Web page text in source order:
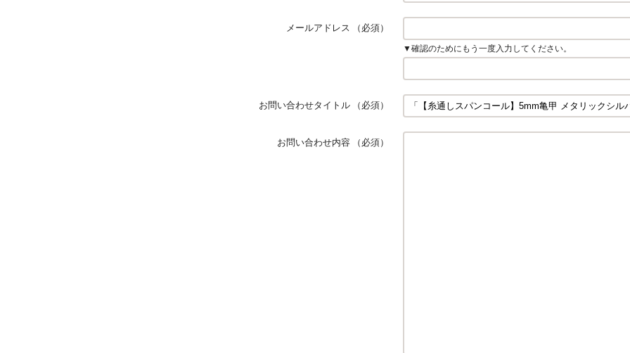
メールアドレス （必須）
▼確認のためにもう一度入力してください。
お問い合わせタイトル （必須）
お問い合わせ内容 （必須）